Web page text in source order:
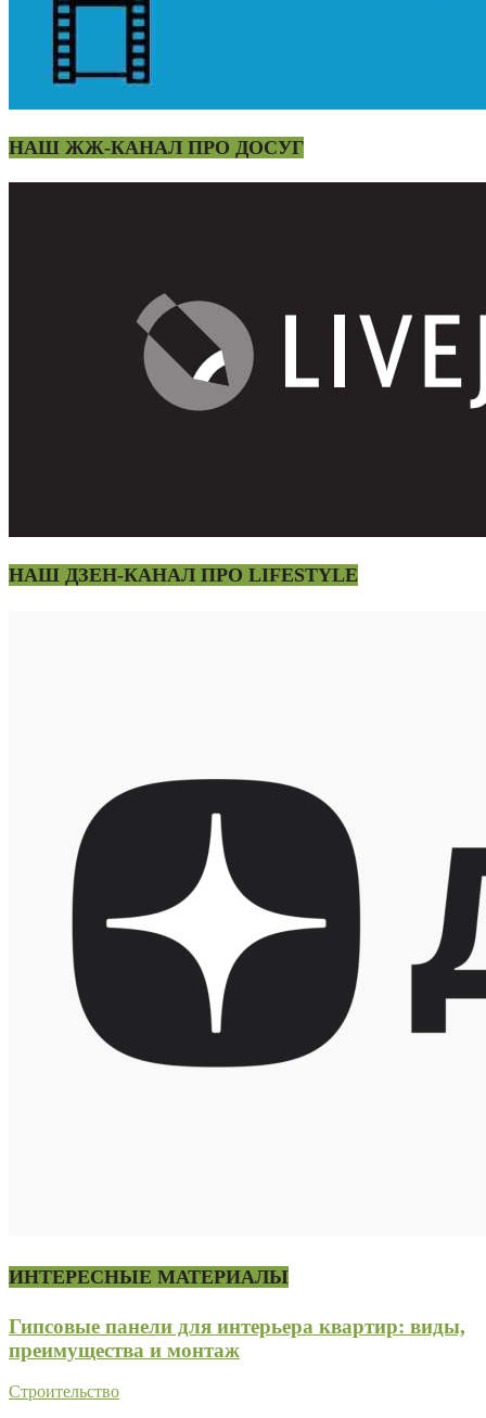
НАШ ЖЖ-КАНАЛ ПРО ДОСУГ
НАШ ДЗЕН-КАНАЛ ПРО LIFESTYLE
ИНТЕРЕСНЫЕ МАТЕРИАЛЫ
Гипсовые панели для интерьера квартир: виды,
преимущества и монтаж
Строительство